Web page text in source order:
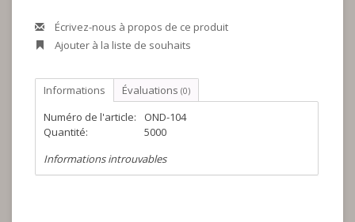
Écrivez-nous à propos de ce produit
Ajouter à la liste de souhaits
Informations Évaluations (0)
Numéro de l'article:
OND-104
Quantité:
5000
Informations introuvables